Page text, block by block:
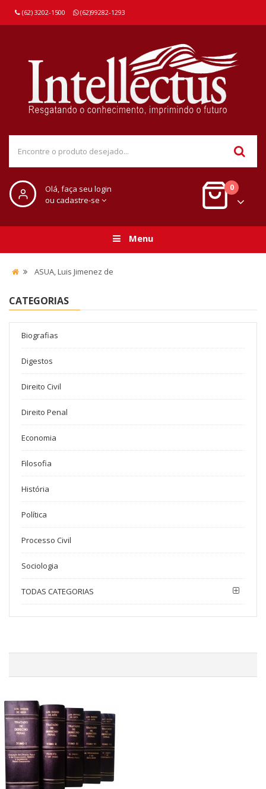
(62) 3202-1500 (62)99282-1293
Olá, faça seu login
ou cadastre-se
0
Menu
ASUA, Luis Jimenez de
CATEGORIAS
Biografias
Digestos
Direito Civil
Direito Penal
Economia
Filosofia
História
Política
Processo Civil
Sociologia
TODAS CATEGORIAS